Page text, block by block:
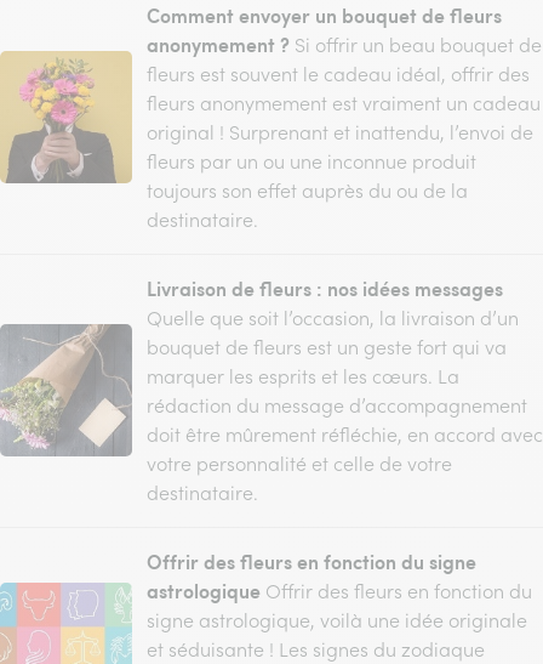
Comment envoyer un bouquet de fleurs
anonymement ? Si offrir un beau bouquet de
fleurs est souvent le cadeau idéal, offrir des
fleurs anonymement est vraiment un cadeau
original ! Surprenant et inattendu, l’envoi de
fleurs par un ou une inconnue produit
toujours son effet auprès du ou de la
destinataire.
Livraison de fleurs : nos idées messages
Quelle que soit l’occasion, la livraison d’un
bouquet de fleurs est un geste fort qui va
marquer les esprits et les cœurs. La
rédaction du message d’accompagnement
doit être mûrement réfléchie, en accord avec
votre personnalité et celle de votre
destinataire.
Offrir des fleurs en fonction du signe
astrologique Offrir des fleurs en fonction du
signe astrologique, voilà une idée originale
et séduisante ! Les signes du zodiaque